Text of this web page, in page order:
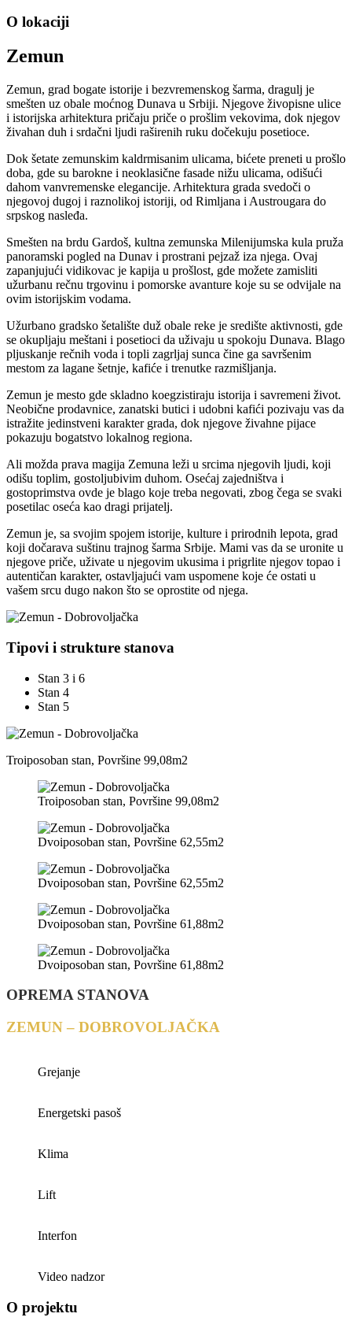
O lokaciji
Zemun
Zemun, grad bogate istorije i bezvremenskog šarma, dragulj je
smešten uz obale moćnog Dunava u Srbiji. Njegove živopisne ulice
i istorijska arhitektura pričaju priče o prošlim vekovima, dok njegov
živahan duh i srdačni ljudi raširenih ruku dočekuju posetioce.
Dok šetate zemunskim kaldrmisanim ulicama, bićete preneti u prošlo
doba, gde su barokne i neoklasične fasade nižu ulicama, odišući
dahom vanvremenske elegancije. Arhitektura grada svedoči o
njegovoj dugoj i raznolikoj istoriji, od Rimljana i Austrougara do
srpskog nasleđa.
Smešten na brdu Gardoš, kultna zemunska Milenijumska kula pruža
panoramski pogled na Dunav i prostrani pejzaž iza njega. Ovaj
zapanjujući vidikovac je kapija u prošlost, gde možete zamisliti
užurbanu rečnu trgovinu i pomorske avanture koje su se odvijale na
ovim istorijskim vodama.
Užurbano gradsko šetalište duž obale reke je središte aktivnosti, gde
se okupljaju meštani i posetioci da uživaju u spokoju Dunava. Blago
pljuskanje rečnih voda i topli zagrljaj sunca čine ga savršenim
mestom za lagane šetnje, kafiće i trenutke razmišljanja.
Zemun je mesto gde skladno koegzistiraju istorija i savremeni život.
Neobične prodavnice, zanatski butici i udobni kafići pozivaju vas da
istražite jedinstveni karakter grada, dok njegove živahne pijace
pokazuju bogatstvo lokalnog regiona.
Ali možda prava magija Zemuna leži u srcima njegovih ljudi, koji
odišu toplim, gostoljubivim duhom. Osećaj zajedništva i
gostoprimstva ovde je blago koje treba negovati, zbog čega se svaki
posetilac oseća kao dragi prijatelj.
Zemun je, sa svojim spojem istorije, kulture i prirodnih lepota, grad
koji dočarava suštinu trajnog šarma Srbije. Mami vas da se uronite u
njegove priče, uživate u njegovim ukusima i prigrlite njegov topao i
autentičan karakter, ostavljajući vam uspomene koje će ostati u
vašem srcu dugo nakon što se oprostite od njega.
Tipovi i strukture stanova
Stan 3 i 6
Stan 4
Stan 5
Troiposoban stan, Površine 99,08m2
Troiposoban stan, Površine 99,08m2
Dvoiposoban stan, Površine 62,55m2
Dvoiposoban stan, Površine 62,55m2
Dvoiposoban stan, Površine 61,88m2
Dvoiposoban stan, Površine 61,88m2
OPREMA STANOVA
ZEMUN – DOBROVOLJAČKA
Grejanje
Energetski pasoš
Klima
Lift
Interfon
Video nadzor
O projektu